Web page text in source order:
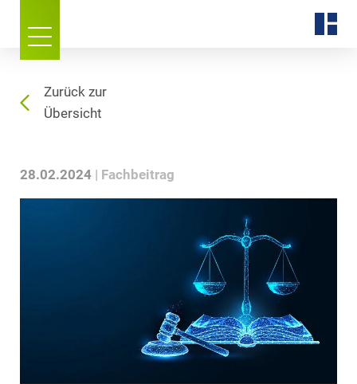
Zurück zur
Übersicht
28.02.2024 Fachbeitrag